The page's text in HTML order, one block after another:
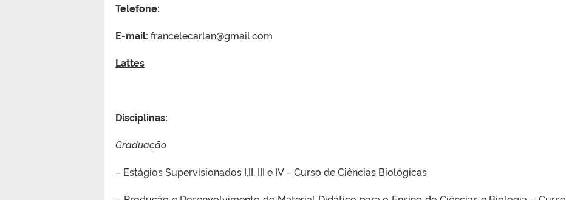
Telefone:
E-mail: francelecarlan@gmail.com
Lattes
Disciplinas:
Graduação
– Estágios Supervisionados I,II, III e IV – Curso de Ciências Biológicas